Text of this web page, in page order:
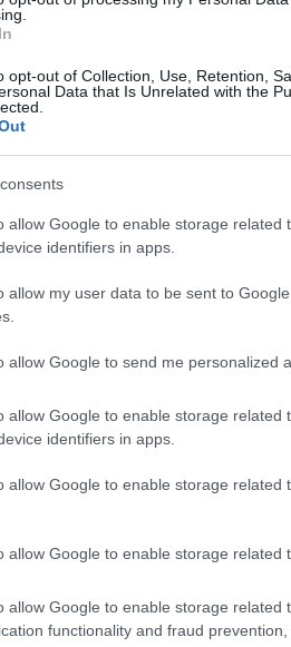
opt-out of Collection, Use, Retention,
Data that Is Unrelated with the
allow Google to enable storage related
identifiers in apps.
allow my user data to be sent to
allow Google to send me personalized
allow Google to enable storage related
identifiers in apps.
allow Google to enable storage related
allow Google to enable storage related
allow Google to enable storage related
functionality and fraud
Φαραντούρης:
γραβάτα
στα πιο απίθανα σενάρια του
- 20:23
με το ΠΑΣΟΚ –
και πολιτική
ο μοναδικός συγκροτημένος
δυναμική"